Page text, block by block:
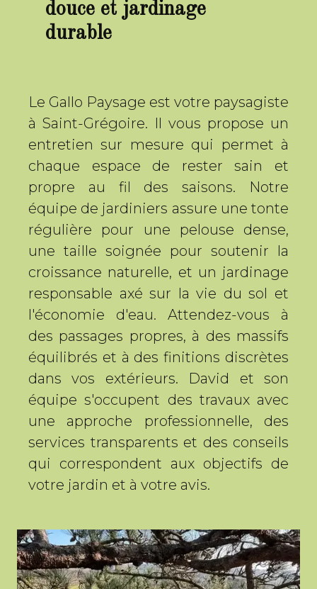
douce et jardinage
durable
Le Gallo Paysage est votre paysagiste
à Saint-Grégoire. Il vous propose un
entretien sur mesure qui permet à
chaque espace de rester sain et
propre au fil des saisons. Notre
équipe de jardiniers assure une tonte
régulière pour une pelouse dense,
une taille soignée pour soutenir la
croissance naturelle, et un jardinage
responsable axé sur la vie du sol et
l'économie d'eau. Attendez-vous à
des passages propres, à des massifs
équilibrés et à des finitions discrètes
dans vos extérieurs. David et son
équipe s'occupent des travaux avec
une approche professionnelle, des
services transparents et des conseils
qui correspondent aux objectifs de
votre jardin et à votre avis.